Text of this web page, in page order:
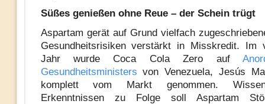
Süßes genießen ohne Reue – der Schein trügt
Aspartam gerät auf Grund vielfach
Gesundheitsrisiken verstärkt in Misskredit. Im
Jahr wurde Coca Cola Zero auf
Gesundheitsministers von Venezuela, Jesús
komplett vom Markt genommen.
Erkenntnissen zu Folge soll Aspartam